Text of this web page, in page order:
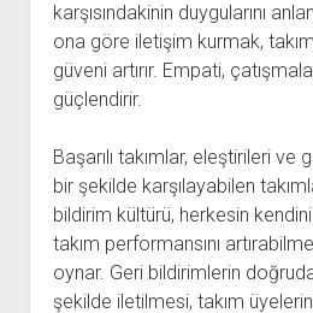
karşısındakinin duygularını
ona göre iletişim kurmak,
güveni artırır. Empati,
güçlendirir.
Başarılı takımlar, eleştirileri ve
bir şekilde karşılayabilen
bildirim kültürü, herkesin
takım performansını
oynar. Geri bildirimlerin
şekilde iletilmesi, takım